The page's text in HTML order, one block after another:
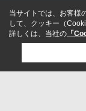
当サイトでは、お客様
して、クッキー（
詳しくは、当社の 「